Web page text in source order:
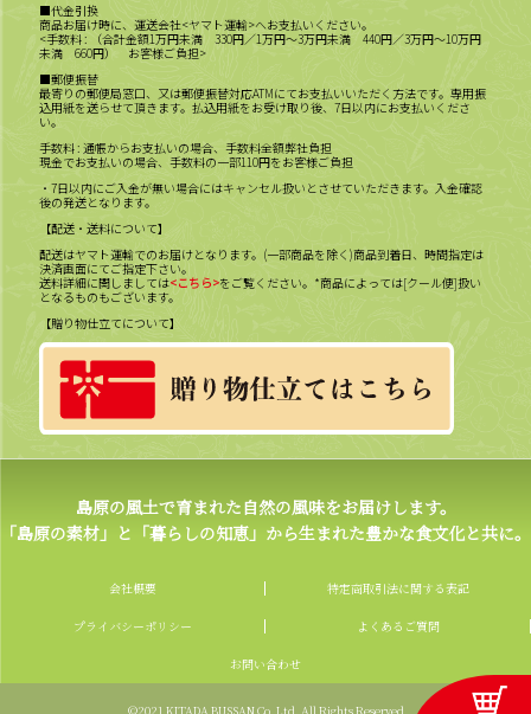
■代金引換
商品お届け時に、運送会社<ヤマト運輸>へお支払いください。
<手数料 : （合計金額1万円未満 330円／1万円～3万円未満 440円／3万円～10万円
未満 660円） お客様ご負担>
■郵便振替
最寄りの郵便局窓口、又は郵便振替対応ATMにてお支払いいただく方法です。専用振
込用紙を送らせて頂きます。払込用紙をお受け取り後、7日以内にお支払いくださ
い。
手数料 : 通帳からお支払いの場合、手数料全額弊社負担
現金でお支払いの場合、手数料の一部110円をお客様ご負担
・7日以内にご入金が無い場合にはキャンセル扱いとさせていただきます。入金確認
後の発送となります。
【配送・送料について】
配送はヤマト運輸でのお届けとなります。(一部商品を除く)商品到着日、時間指定は
決済画面にてご指定下さい。
送料詳細に関しましては<こちら>をご覧ください。*商品によっては[クール便]扱い
となるものもございます。
【贈り物仕立てについて】
島原の風土で育まれた自然の風味をお届けします。
「島原の素材」と「暮らしの知恵」から生まれた豊かな食文化と共に。
会社概要 特定商取引法に関する表記
プライバシーポリシー よくあるご質問
お問い合わせ
©2021 KITADA BUSSAN Co. Ltd. All Rights Reserved